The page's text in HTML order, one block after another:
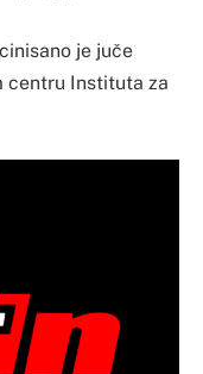
je juče
centru Instituta za